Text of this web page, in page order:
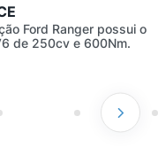
Ford Ranger possui o
de 250cv e 600Nm.